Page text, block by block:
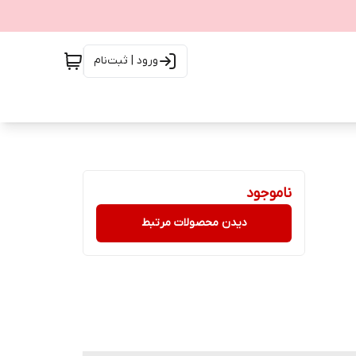
ورود | ثبت‌نام
ناموجود
دیدن محصولات مرتبط